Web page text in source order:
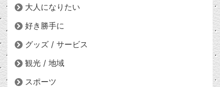
大人になりたい
好き勝手に
グッズ / サービス
観光 / 地域
スポーツ